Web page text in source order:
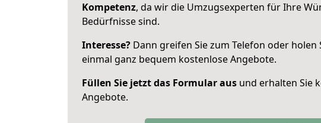
Kompetenz, da wir die Umzugsexperten für Ihre
Bedürfnisse sind.
Interesse? Dann greifen Sie zum Telefon oder holen
einmal ganz bequem kostenlose Angebote.
Füllen Sie jetzt das Formular aus und erhalten Sie
Angebote.